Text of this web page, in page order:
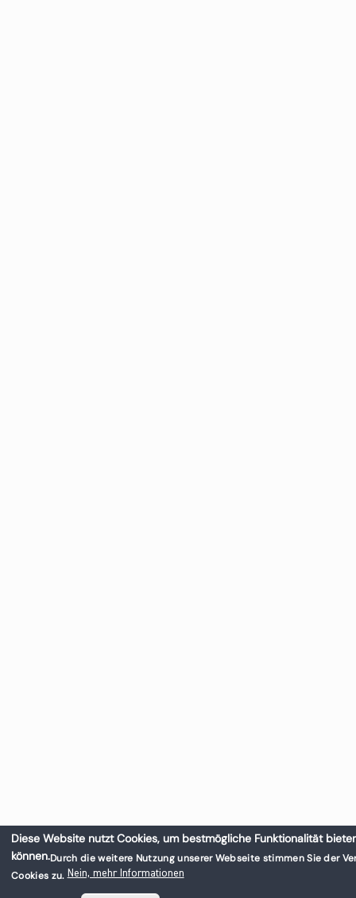
Diese Website nutzt Cookies, um bestmögliche Funktionalität
können.Durch die weitere Nutzung unserer Webseite stimmen Sie der
Cookies zu. Nein, mehr Informationen